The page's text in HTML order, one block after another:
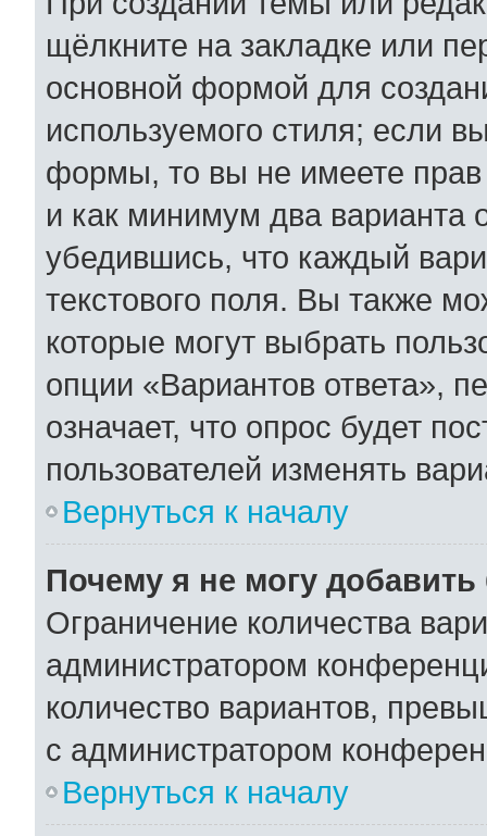
щёлкните на закладке или
основной формой для
используемого стиля; если
формы, то вы не имеете прав
и как минимум два варианта
убедившись, что каждый
текстового поля. Вы также
которые могут выбрать
опции «Вариантов ответа»,
означает, что опрос будет
пользователей изменять
Вернуться к началу
Почему я не могу
Ограничение количества
администратором
количество вариантов,
с администратором
Вернуться к началу